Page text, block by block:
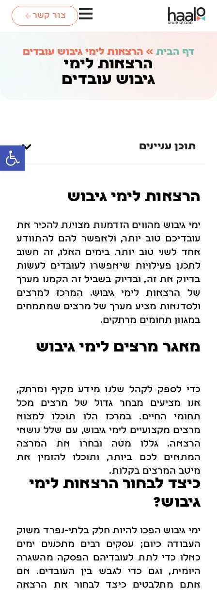
פתח
צור קשר
דף הבית » הרצאות לימי גיבוש עובדים
הרצאות לימי
גיבוש עובדים
תוכן עניינים
הרצאות לימי גיבוש
ימי גיבוש מהווים הזדמנות מצוינת להכיר את
עובדיכם טוב יותר, ולאפשר להם להתוודע
אחד לשני טוב יותר. בימים האלו, זה חשוב
לתכנן פעילויות שיאפשרו לעובדים לעשות
בדיוק את זה, ובדיוק בשביל זה הקמנו מערך
של הרצאות לימי גיבוש. המרכז למרצים
ולסדנאות מציע מערך של מרצים שמתמחים
במגוון תחומים מרתקים.
מאגר מרצים לימי גיבוש
כדי לספק לקהל שלנו מידע מקיף ומרתק,
אנו מציעים מבחר גדול של מרצים מכל
תחומי החיים. במרכז הלו תוכלו למצוא
מרצים מקצועיים לימי גיבוש, עם שלל נושאי
הרצאה. גללו מטה ובחרו את המרצה
המתאים לכם ביותר, ותוכלו להזמין את
מיטב המרצים בקלות.
כיצד לבחור הרצאות לימי
גיבוש?
ימי גיבוש הפכו להיות חלק בלתי-נפרד משוק
העבודה כיום; עסקים רבים מתכננים ימים
כאלו כדי לתת לעובדיהם הפסקה מהשגרה
היומית, וגם כדי לגבש בין העובדים. אם
אתם מתלבטים כיצד לבחור את הרצאה